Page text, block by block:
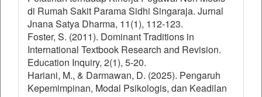
di Rumah Sakit Parama Sidhi Singaraja. Jurnal
Jnana Satya Dharma, 11(1), 112-123.
Foster, S. (2011). Dominant Traditions in
International Textbook Research and Revision.
Education Inquiry, 2(1), 5-20.
Hariani, M., & Darmawan, D. (2025). Pengaruh
Kepemimpinan, Modal Psikologis, dan Keadilan